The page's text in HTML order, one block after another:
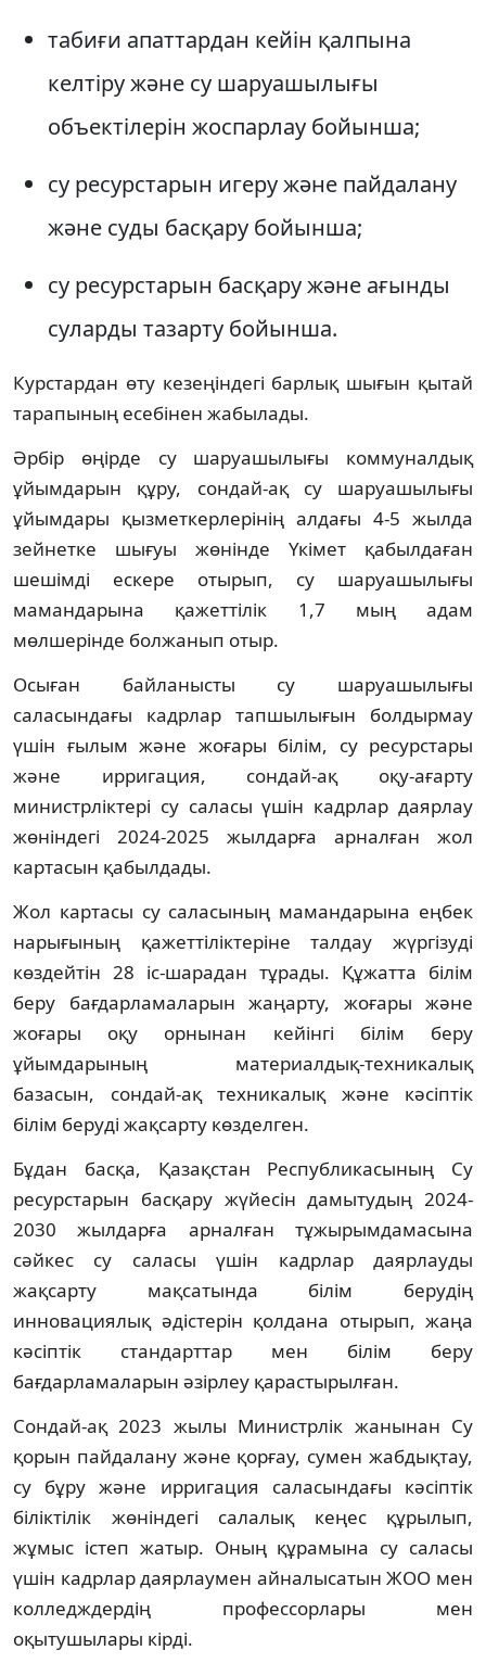
табиғи апаттардан кейін қалпына
келтіру және су шаруашылығы
объектілерін жоспарлау бойынша;
су ресурстарын игеру және пайдалану
және суды басқару бойынша;
су ресурстарын басқару және ағынды
суларды тазарту бойынша.
Курстардан өту кезеңіндегі барлық шығын қытай
тарапының есебінен жабылады.
Әрбір өңірде су шаруашылығы коммуналдық
ұйымдарын құру, сондай-ақ су шаруашылығы
ұйымдары қызметкерлерінің алдағы 4-5 жылда
зейнетке шығуы жөнінде Үкімет қабылдаған
шешімді ескере отырып, су шаруашылығы
мамандарына қажеттілік 1,7 мың адам
мөлшерінде болжанып отыр.
Осыған байланысты су шаруашылығы
саласындағы кадрлар тапшылығын болдырмау
үшін ғылым және жоғары білім, су ресурстары
және ирригация, сондай-ақ оқу-ағарту
министрліктері су саласы үшін кадрлар даярлау
жөніндегі 2024-2025 жылдарға арналған жол
картасын қабылдады.
Жол картасы су саласының мамандарына еңбек
нарығының қажеттіліктеріне талдау жүргізуді
көздейтін 28 іс-шарадан тұрады. Құжатта білім
беру бағдарламаларын жаңарту, жоғары және
жоғары оқу орнынан кейінгі білім беру
ұйымдарының материалдық-техникалық
базасын, сондай-ақ техникалық және кәсіптік
білім беруді жақсарту көзделген.
Бұдан басқа, Қазақстан Республикасының Су
ресурстарын басқару жүйесін дамытудың 2024-
2030 жылдарға арналған тұжырымдамасына
сәйкес су саласы үшін кадрлар даярлауды
жақсарту мақсатында білім берудің
инновациялық әдістерін қолдана отырып, жаңа
кәсіптік стандарттар мен білім беру
бағдарламаларын әзірлеу қарастырылған.
Сондай-ақ 2023 жылы Министрлік жанынан Су
қорын пайдалану және қорғау, сумен жабдықтау,
су бұру және ирригация саласындағы кәсіптік
біліктілік жөніндегі салалық кеңес құрылып,
жұмыс істеп жатыр. Оның құрамына су саласы
үшін кадрлар даярлаумен айналысатын ЖОО мен
колледждердің профессорлары мен
оқытушылары кірді.